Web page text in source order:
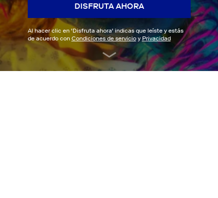
DISFRUTA AHORA
Al hacer clic en 'Disfruta ahora' indicas que leíste y estás
de acuerdo con Condiciones de servicioy Privacidad